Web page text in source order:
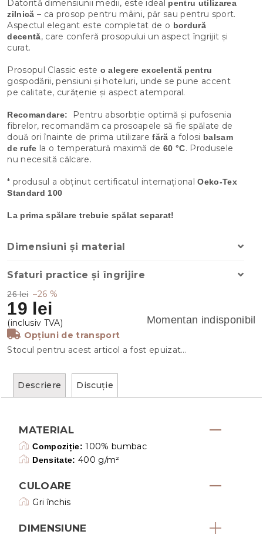
26 lei –26 %
19 lei
Momentan indisponibil
Opțiuni de transport
Stocul pentru acest articol a fost epuizat…
Datorită dimensiunii medii, este ideal pentru utilizarea
zilnică – ca prosop pentru mâini, păr sau pentru sport.
Aspectul elegant este completat de o bordură
decentă, care conferă prosopului un aspect îngrijit și
curat.
Prosopul Classic este o alegere excelentă pentru
gospodării, pensiuni și hoteluri, unde se pune accent
pe calitate, curățenie și aspect atemporal.
Recomandare:
Pentru absorbție optimă și pufosenia
fibrelor, recomandăm ca prosoapele să fie spălate de
două ori înainte de prima utilizarefără a folosi balsam
de rufe la o temperatură maximă de 60 °C. Produsele
nu necesită călcare.
* produsul a obținut certificatul internaționalOeko-Tex
Standard 100
La prima spălare trebuie spălat separat!
Dimensiuni și material
Sfaturi practice și îngrijire
Descriere Discuţie
MATERIAL
Compoziție: 100% bumbac
Densitate: 400 g/m²
CULOARE
Gri închis
DIMENSIUNE